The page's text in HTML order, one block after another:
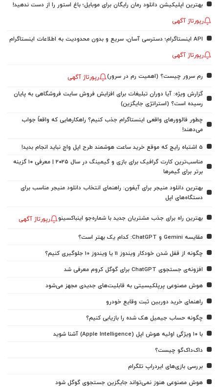
بهترین اپلیکیشن دانلود رمان رایگان برای موبایل؛ باغ استور را از دست ندهید!
رپورتاژ آگهی
API اینستاگرام؛ دسترسی آسان، سریع و بدون محدودیت به اطلاعات اینستاگرام
رپورتاژ آگهی
رم سرور چیست؟ (اهمیت رم در سرور) رپورتاژ آگهی
گزارش ویژه: آیا دوران تبلیغات برای افزایش فروش سایت فروشگاهی به پایان
رسیده است؟ (استراتژی جایگزین)
چطور فالوورهای واقعی اینستاگرام جذب کنیم؟ راهکارهایی که واقعاً جواب
می‌دهند!
5 اشتباه رایج که موقع خرید ساعت هوشمند طرح اپل واچ نباید انجام بدید!
مناسب‌ترین کارت گرافیک برای بازی و گیمینگ در سال ۲۰۲۵ | معرفی ۱۰ گزینه
برتر برای گیمرها
بهترین دانلود منیجر برای آیفون: راهنمای انتخاب دانلود منیجر مناسب برای
دستگاه‌های اپل
بهترین راه برای جذب مشتریان جدید با شماره‌جو اینباکسینو رپورتاژ آگهی
مقایسه Gemini و ChatGPT: کدام یک بهتر است؟
چگونه از قفل شدن خودکار ویندوز 11 یا ویندوز 10 جلوگیری کنیم؟
افزونه‌ی جستجوی ChatGPT برای گوگل کروم معرفی شد
هوش مصنوعی پرپلکیسیتی به قابلیت‌های جدیدی مجهز می‌شود
راهنمای خرید دوربین ثبت وقایع خودرو
چگونه حساب جیمیل هک شده را بازیابی کنیم؟
با ۱۰ ویژگی اولیه هوش اپل (Apple Intelligence) آشنا شوید
داک‌داک‌گو چیست؟
بررسی بازی‌های ایردراپ تلگرام
هوش مصنوعی هنوز نمی‌تواند جایگزین جستجوی گوگل شود